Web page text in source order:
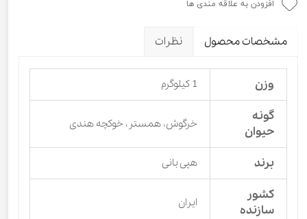
افزودن به علاقه مندی ها
مشخصات محصول نظرات
وزن 1 کیلوگرم
گونه
حیوان
خرگوش، همستر، خوکچه هندی
برند هپی بانی
کشور
سازنده
ایران